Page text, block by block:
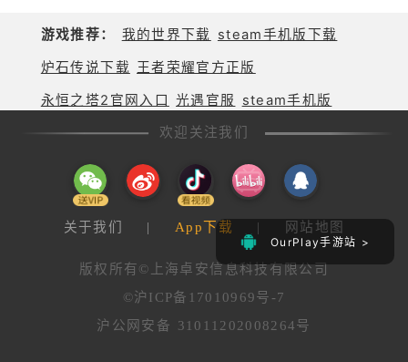
OurPlay手游站 >
游戏推荐： 我的世界下载 steam手机版下载
炉石传说下载 王者荣耀官方正版
永恒之塔2官网入口 光遇官服
steam手机版
欢迎关注我们
关于我们 | App下载 | 网站地图
版权所有©上海卓安信息科技有限公司
©沪ICP备17010969号-7
沪公网安备 31011202008264号